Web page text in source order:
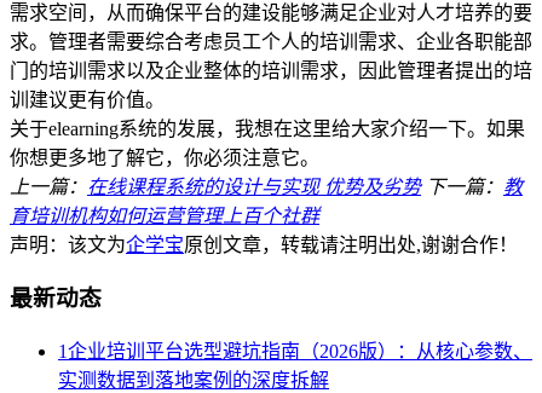
需求空间，从而确保平台的建设能够满足企业对人才培养的要
求。管理者需要综合考虑员工个人的培训需求、企业各职能部
门的培训需求以及企业整体的培训需求，因此管理者提出的培
训建议更有价值。
关于elearning系统的发展，我想在这里给大家介绍一下。如果
你想更多地了解它，你必须注意它。
上一篇： 在线课程系统的设计与实现 优势及劣势 下一篇： 教
育培训机构如何运营管理上百个社群
声明：该文为企学宝原创文章，转载请注明出处,谢谢合作！
最新动态
1企业培训平台选型避坑指南（2026版）：从核心参数、
实测数据到落地案例的深度拆解